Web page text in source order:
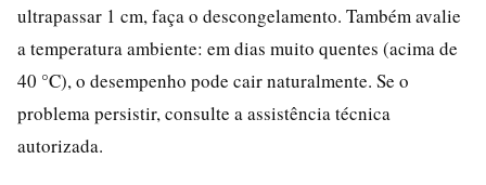
ultrapassar 1 cm, faça o descongelamento. Também avalie
a temperatura ambiente: em dias muito quentes (acima de
40 °C), o desempenho pode cair naturalmente. Se o
problema persistir, consulte a assistência técnica
autorizada.